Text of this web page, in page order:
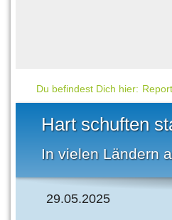
Du befindest Dich hier:
Hart schuften
In vielen Ländern
29.05.2025